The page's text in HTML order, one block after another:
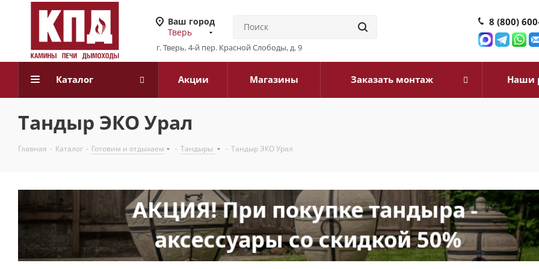
Ваш город
Тверь
г. Тверь, 4-й пер. Красной Слободы, д. 9
8 (800)
Каталог Акции Магазины Заказать монтаж Наши
Тандыр ЭКО Урал
Главная - Каталог - Готовим и отдыхаем - Тандыры - Тандыр ЭКО Урал